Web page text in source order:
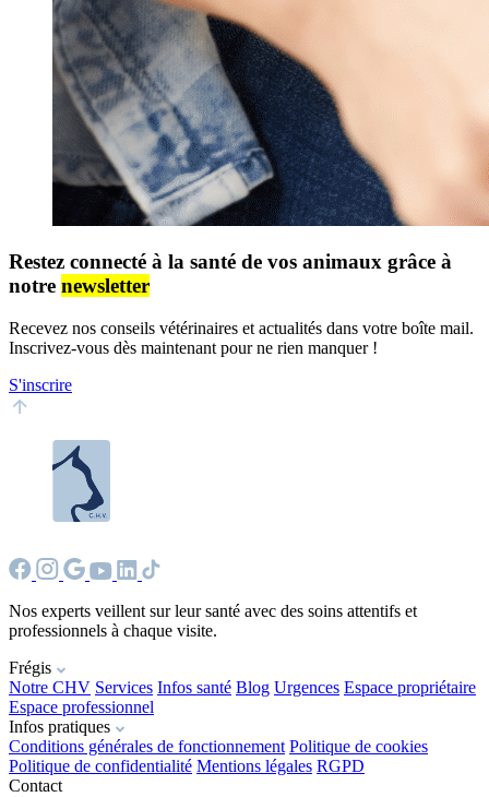
Restez connecté à la santé de vos animaux grâce à
notre newsletter
Recevez nos conseils vétérinaires et actualités dans votre boîte mail.
Inscrivez-vous dès maintenant pour ne rien manquer !
S'inscrire
Nos experts veillent sur leur santé avec des soins attentifs et
professionnels à chaque visite.
Frégis
Notre CHV Services Infos santé Blog Urgences Espace propriétaire
Espace professionnel
Infos pratiques
Conditions générales de fonctionnement Politique de cookies
Politique de confidentialité Mentions légales RGPD
Contact